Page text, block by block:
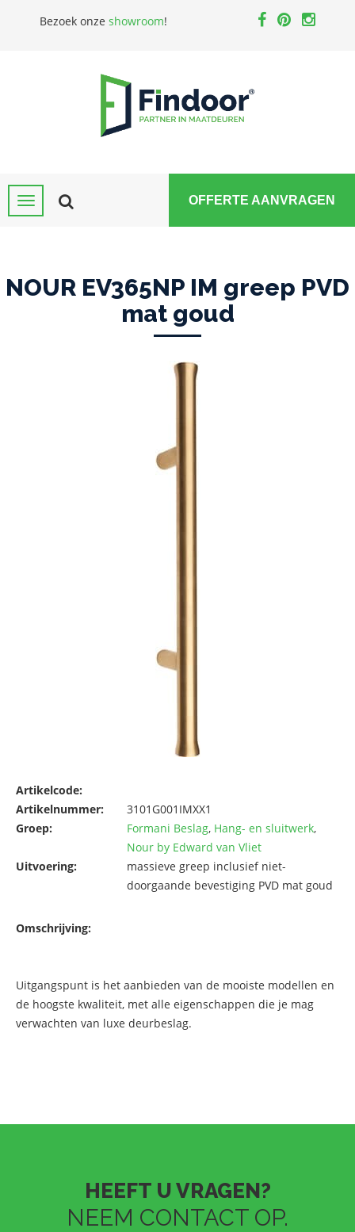
Bezoek onze showroom!
OFFERTE AANVRAGEN
NOUR EV365NP IM greep PVD
mat goud
Artikelcode:
Artikelnummer:
3101G001IMXX1
Groep:
Formani Beslag, Hang- en sluitwerk,
Nour by Edward van Vliet
Uitvoering:
massieve greep inclusief niet-
doorgaande bevestiging PVD mat goud
Omschrijving:
Uitgangspunt is het aanbieden van de mooiste modellen en
de hoogste kwaliteit, met alle eigenschappen die je mag
verwachten van luxe deurbeslag.
HEEFT U VRAGEN?
NEEM CONTACT OP.